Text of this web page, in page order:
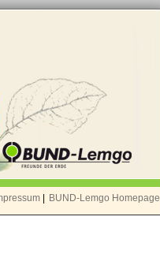
BUND-Lemgo Homepage